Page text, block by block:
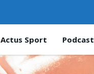
Actus Sport Podcast